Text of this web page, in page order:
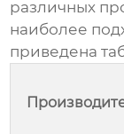
различных
наиболее
приведена